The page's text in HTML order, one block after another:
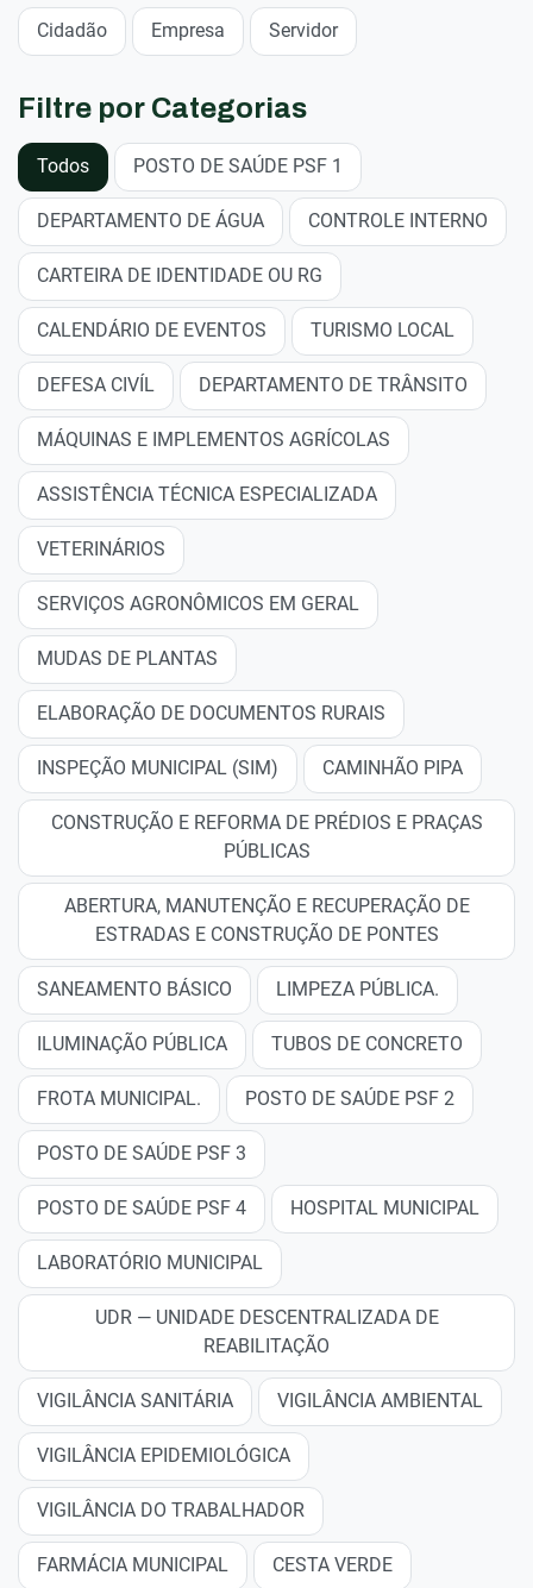
Cidadão Empresa Servidor
Filtre por Categorias
Todos POSTO DE SAÚDE PSF 1
DEPARTAMENTO DE ÁGUA CONTROLE INTERNO
CARTEIRA DE IDENTIDADE OU RG
CALENDÁRIO DE EVENTOS TURISMO LOCAL
DEFESA CIVÍL DEPARTAMENTO DE TRÂNSITO
MÁQUINAS E IMPLEMENTOS AGRÍCOLAS
ASSISTÊNCIA TÉCNICA ESPECIALIZADA
VETERINÁRIOS
SERVIÇOS AGRONÔMICOS EM GERAL
MUDAS DE PLANTAS
ELABORAÇÃO DE DOCUMENTOS RURAIS
INSPEÇÃO MUNICIPAL (SIM) CAMINHÃO PIPA
CONSTRUÇÃO E REFORMA DE PRÉDIOS E PRAÇAS
PÚBLICAS
ABERTURA, MANUTENÇÃO E RECUPERAÇÃO DE
ESTRADAS E CONSTRUÇÃO DE PONTES
SANEAMENTO BÁSICO LIMPEZA PÚBLICA.
ILUMINAÇÃO PÚBLICA TUBOS DE CONCRETO
FROTA MUNICIPAL. POSTO DE SAÚDE PSF 2
POSTO DE SAÚDE PSF 3
POSTO DE SAÚDE PSF 4 HOSPITAL MUNICIPAL
LABORATÓRIO MUNICIPAL
UDR — UNIDADE DESCENTRALIZADA DE
REABILITAÇÃO
VIGILÂNCIA SANITÁRIA VIGILÂNCIA AMBIENTAL
VIGILÂNCIA EPIDEMIOLÓGICA
VIGILÂNCIA DO TRABALHADOR
FARMÁCIA MUNICIPAL CESTA VERDE